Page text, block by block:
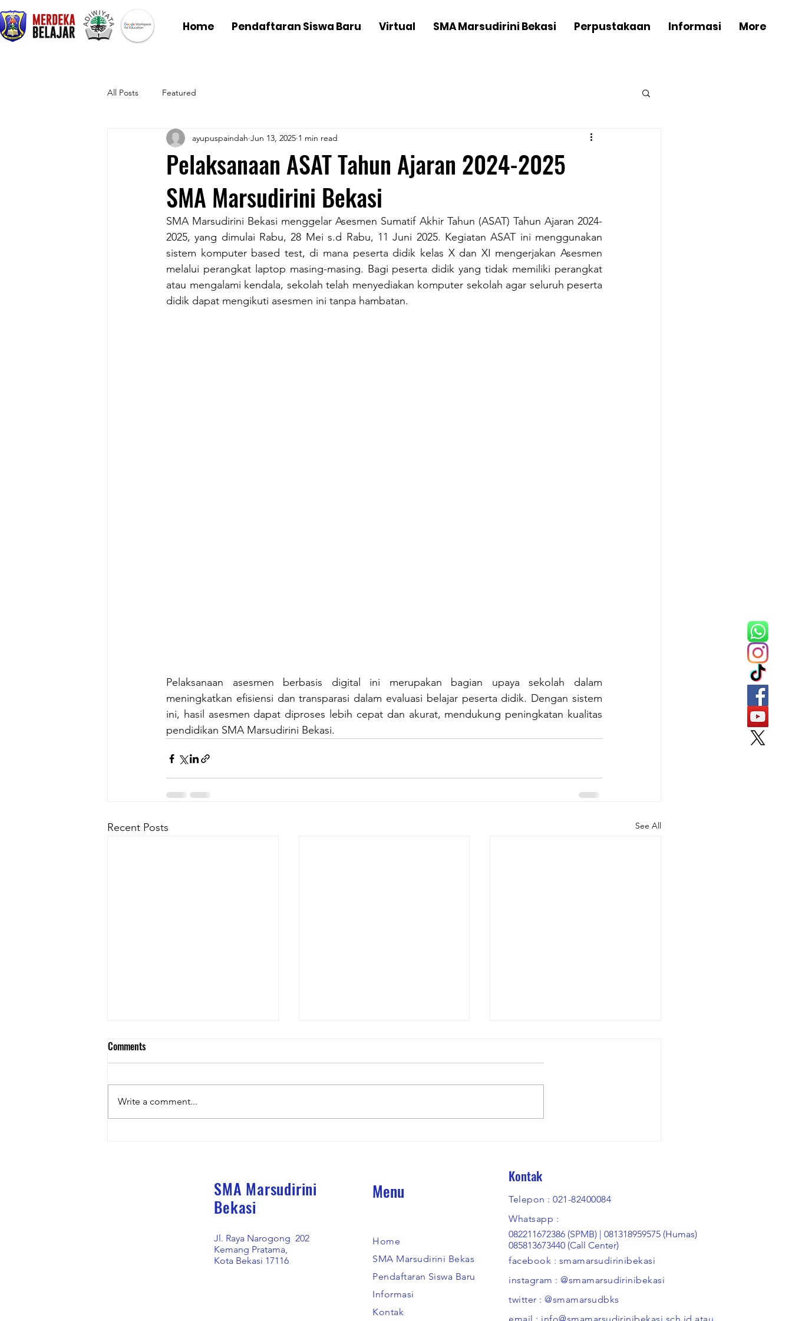
Home Pendaftaran Siswa Baru Virtual SMA Marsudirini Bekasi Perpustakaan Informasi More
All Posts Featured
Pelaksanaan ASAT Tahun Ajaran 2024-2025
SMA Marsudirini Bekasi
ayupuspaindah Jun 13, 2025 1 min read
SMA Marsudirini Bekasi menggelar Asesmen Sumatif Akhir Tahun (ASAT) Tahun Ajaran 2024-
2025, yang dimulai Rabu, 28 Mei s.d Rabu, 11 Juni 2025. Kegiatan ASAT ini menggunakan
sistem komputer based test, di mana peserta didik kelas X dan XI mengerjakan Asesmen
melalui perangkat laptop masing-masing. Bagi peserta didik yang tidak memiliki perangkat
atau mengalami kendala, sekolah telah menyediakan komputer sekolah agar seluruh peserta
didik dapat mengikuti asesmen ini tanpa hambatan.
Pelaksanaan asesmen berbasis digital ini merupakan bagian upaya sekolah dalam
meningkatkan efisiensi dan transparasi dalam evaluasi belajar peserta didik. Dengan sistem
ini, hasil asesmen dapat diproses lebih cepat dan akurat, mendukung peningkatan kualitas
pendidikan SMA Marsudirini Bekasi.
Recent Posts See All
Comments
Write a comment...
SMA Marsudirini
Bekasi
Menu
Jl. Raya Narogong 202
Kemang Pratama,
Kota Bekasi 17116
Home
SMA Marsudirini Bekasi
Pendaftaran Siswa Baru
Informasi
Kontak
Kontak
Telepon : 021-82400084
Whatsapp :
082211672386 (SPMB) | 081318959575 (Humas)
085813673440 (Call Center)
facebook : smamarsudirinibekasi
instagram : @smamarsudirinibekasi
twitter : @smamarsudbks